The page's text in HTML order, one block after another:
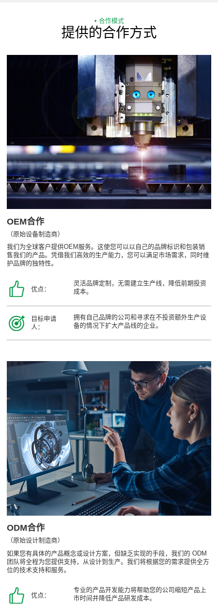
• 合作模式
提供的合作方式
OEM合作
（原始设备制造商）
我们为全球客户提供OEM服务。这使您可以以自己的品牌标识和包装销
售我们的产品。凭借我们高效的生产能力，您可以满足市场需求，同时维
护品牌的独特性。
优点：
灵活品牌定制，无需建立生产线，降低前期投资
成本。
目标申请
人：
拥有自己品牌的公司和寻求在不投资额外生产设
备的情况下扩大产品线的企业。
ODM合作
（原始设计制造商）
如果您有具体的产品概念或设计方案，但缺乏实现的手段，我们的 ODM
团队将全程为您提供支持，从设计到生产。我们将根据您的需求提供全方
位的技术支持和服务。
优点：
专业的产品开发能力将帮助您的公司缩短产品上
市时间并降低产品研发成本。